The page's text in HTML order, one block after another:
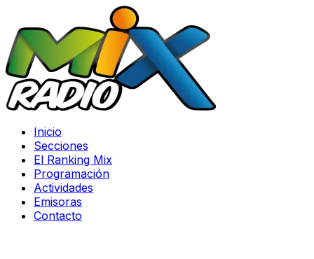
Inicio
Secciones
El Ranking Mix
Programación
Actividades
Emisoras
Contacto